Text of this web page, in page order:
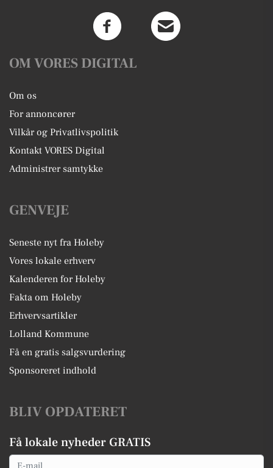
OM VORES DIGITAL
Om os
For annoncører
Vilkår og Privatlivspolitik
Kontakt VORES Digital
Administrer samtykke
GENVEJE
Seneste nyt fra Holeby
Vores lokale erhverv
Kalenderen for Holeby
Fakta om Holeby
Erhvervsartikler
Lolland Kommune
Få en gratis salgsvurdering
Sponsoreret indhold
BLIV OPDATERET
Få lokale nyheder GRATIS
Email